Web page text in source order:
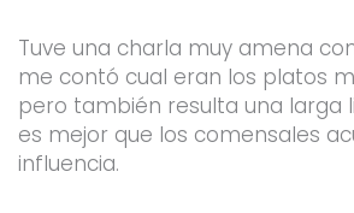
Tuve una charla muy amena
me contó cual eran los platos
pero también resulta una larga
es mejor que los comensales
influencia.